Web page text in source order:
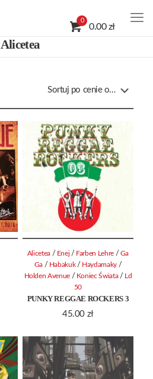
0
0.00 zł
Alicetea
PUNKY REGGAE ROCKERS 3
45.00 zł
Alicetea / Enej / Farben Lehre / Ga
Ga / Habakuk / Haydamaky /
Holden Avenue / Koniec Świata / Ld
50